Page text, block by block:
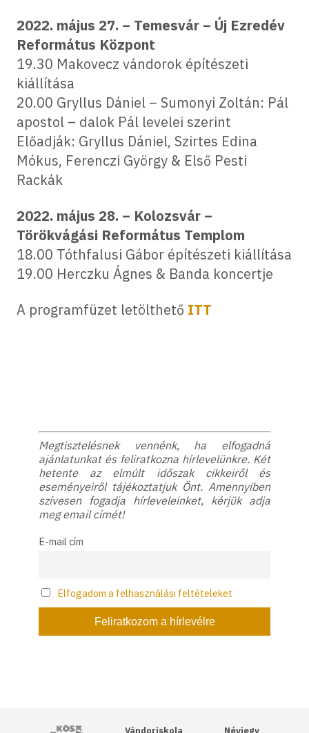
2022. május 27. – Temesvár – Új Ezredév
Református Központ
19.30 Makovecz vándorok építészeti
kiállítása
20.00 Gryllus Dániel – Sumonyi Zoltán: Pál
apostol – dalok Pál levelei szerint
Előadják: Gryllus Dániel, Szirtes Edina
Mókus, Ferenczi György & Első Pesti
Rackák
2022. május 28. – Kolozsvár –
Törökvágási Református Templom
18.00 Tóthfalusi Gábor építészeti kiállítása
19.00 Herczku Ágnes & Banda koncertje
A programfüzet letölthető ITT
Megtisztelésnek vennénk, ha elfogadná
ajánlatunkat és feliratkozna hírlevelünkre. Két
hetente az elmúlt időszak cikkeiről és
eseményeiről tájékoztatjuk Önt. Amennyiben
szívesen fogadja hírleveleinket, kérjük adja
meg email címét!
E-mail cím
Elfogadom a felhasználási feltételeket
Kós Károly Egyesülés